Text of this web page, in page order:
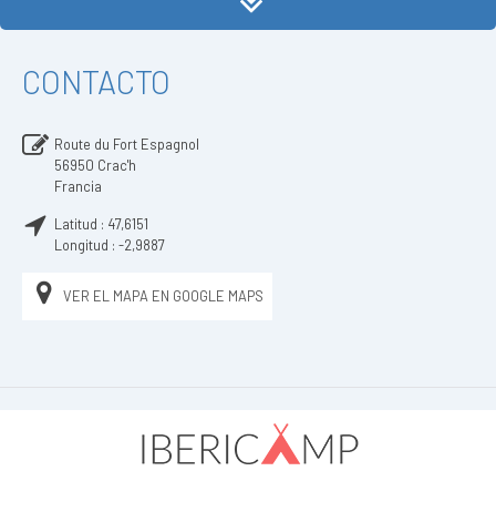
CONTACTO
Route du Fort Espagnol
56950 Crac'h
Francia
Latitud : 47,6151
Longitud : -2,9887
VER EL MAPA EN GOOGLE MAPS